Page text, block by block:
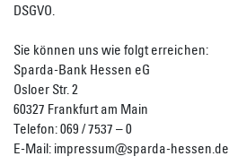
DSGVO.
Sie können uns wie folgt erreichen:
Sparda-Bank Hessen eG
Osloer Str. 2
60327 Frankfurt am Main
Telefon: 069 / 7537 – 0
E-Mail: impressum@sparda-hessen.de